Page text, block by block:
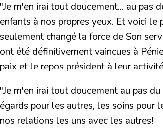
"Je m'en irai tout doucement... au pas
enfants à nos propres yeux. Et voici le
seulement changé la force de Son
ont été définitivement vaincues à
paix et le repos président à leur
"Je m'en irai tout doucement au pas
égards pour les autres, les soins pour
nos relations les uns avec les autres!